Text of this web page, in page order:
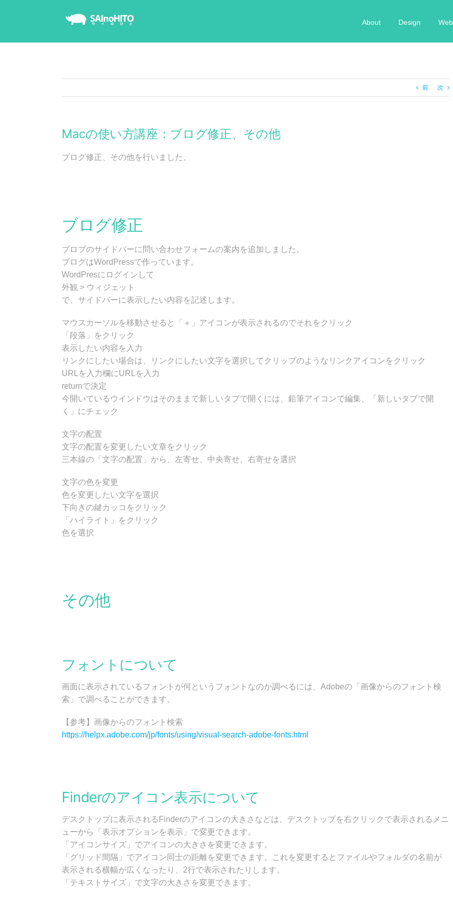
About Design
前 次
Macの使い方講座：ブログ修正、その他
ブログ修正、その他を行いました。
ブログ修正
ブロブのサイドバーに問い合わせフォームの案内を追加しました。
ブログはWordPressで作っています。
WordPresにログインして
外観 > ウィジェット
で、サイドバーに表示したい内容を記述します。
マウスカーソルを移動させると「＋」アイコンが表示されるのでそれをクリック
「段落」をクリック
表示したい内容を入力
リンクにしたい場合は、リンクにしたい文字を選択してクリップのようなリンクアイコンをクリック
URLを入力欄にURLを入力
returnで決定
今開いているウインドウはそのままで新しいタブで開くには、鉛筆アイコンで編集、「新しいタブで開
く」にチェック
文字の配置
文字の配置を変更したい文章をクリック
三本線の「文字の配置」から、左寄せ、中央寄せ、右寄せを選択
文字の色を変更
色を変更したい文字を選択
下向きの鍵カッコをクリック
「ハイライト」をクリック
色を選択
その他
フォントについて
画面に表示されているフォントが何というフォントなのか調べるには、Adobeの「画像からのフォント検
索」で調べることができます。
【参考】画像からのフォント検索
https://helpx.adobe.com/jp/fonts/using/visual-search-adobe-fonts.html
Finderのアイコン表示について
デスクトップに表示されるFinderのアイコンの大きさなどは、デスクトップを右クリックで表示されるメニ
ューから「表示オプションを表示」で変更できます。
「アイコンサイズ」でアイコンの大きさを変更できます。
「グリッド間隔」でアイコン同士の距離を変更できます。これを変更するとファイルやフォルダの名前が
表示される横幅が広くなったり、2行で表示されたりします。
「テキストサイズ」で文字の大きさを変更できます。